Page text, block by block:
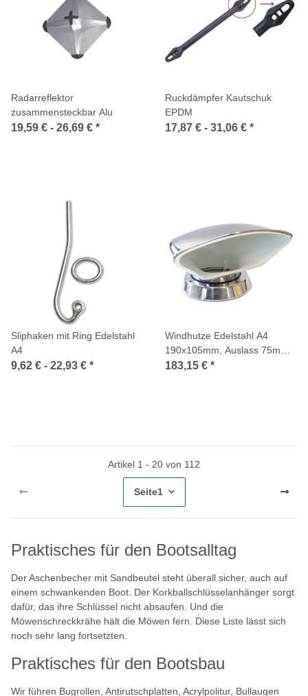
Radarreflektor
zusammensteckbar Alu
19,59 € - 26,69 € *
Ruckdämpfer Kautschuk
EPDM
17,87 € - 31,06 € *
Sliphaken mit Ring Edelstahl
A4
9,62 € - 22,93 € *
Windhutze Edelstahl A4
190x105mm, Auslass 75mm 1
Stück
183,15 € *
Artikel 1 - 20 von 112
Seite1
Praktisches für den Bootsalltag
Der Aschenbecher mit Sandbeutel steht überall sicher, auch auf
einem schwankenden Boot. Der Korkballschlüsselanhänger sorgt
dafür, das ihre Schlüssel nicht absaufen. Und die
Möwenschreckkrähe hält die Möwen fern. Diese Liste lässt sich
noch sehr lang fortsetzten.
Praktisches für den Bootsbau
Wir führen Bugrollen, Antirutschplatten, Acrylpolitur, Bullaugen